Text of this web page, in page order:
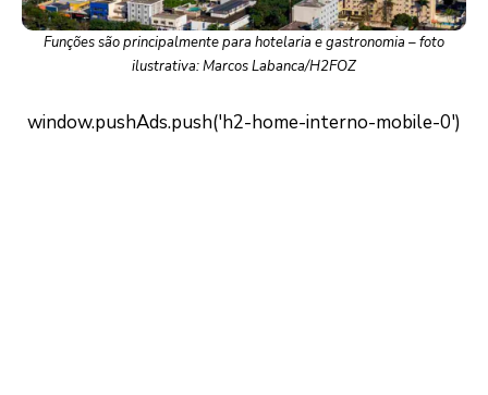
Funções são principalmente para hotelaria e gastronomia – foto
ilustrativa: Marcos Labanca/H2FOZ